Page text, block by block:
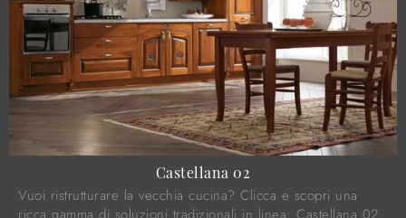
Castellana 02
Vuoi ristrutturare la vecchia cucina? Clicca e scopri una
ricca gamma di soluzioni tradizionali in linea: Castellana 02